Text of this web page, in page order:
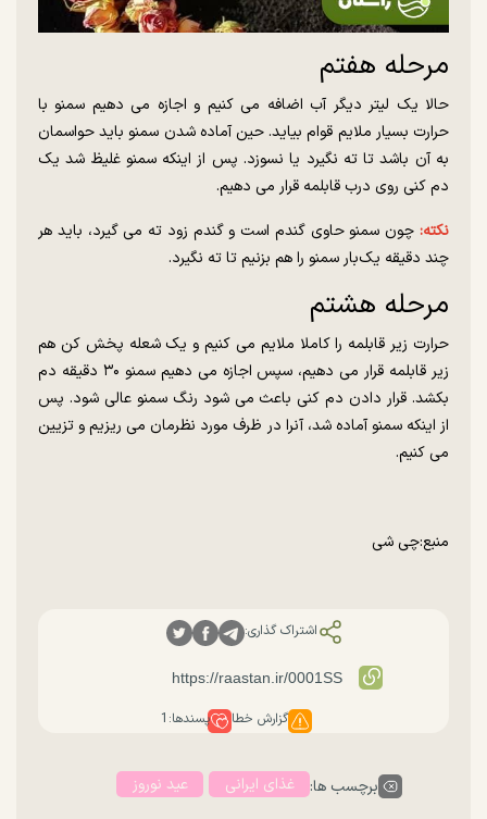
مرحله هفتم
حالا یک لیتر دیگر آب اضافه می کنیم و اجازه می دهیم سمنو با
حرارت بسیار ملایم قوام بیاید. حین آماده شدن سمنو باید حواسمان
به آن باشد تا ته نگیرد یا نسوزد. پس از اینکه سمنو غلیظ شد یک
دم کنی روی درب قابلمه قرار می دهیم.
نکته: چون سمنو حاوی گندم است و گندم زود ته می گیرد، باید هر
چند دقیقه یک‌بار سمنو را هم بزنیم تا ته نگیرد.
مرحله هشتم
حرارت زیر قابلمه را کاملا ملایم می کنیم و یک شعله پخش کن هم
زیر قابلمه قرار می دهیم، سپس اجازه می دهیم سمنو ۳۰ دقیقه دم
بکشد. قرار دادن دم کنی باعث می شود رنگ سمنو عالی شود. پس
از اینکه سمنو آماده شد، آنرا در ظرف مورد نظرمان می ریزیم و تزیین
می کنیم.
منبع:‌چی شی
اشتراک گذاری:
گزارش خطا پسندها: 1
برچسب ها: غذای ایرانی عید نوروز